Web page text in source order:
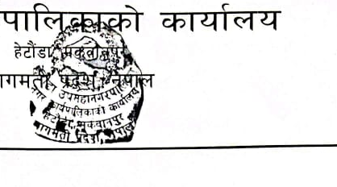
चुरियामाई सुरुङको संरक्षण तथा व्यवस्थापनको जिम्मेवारी
समितिलाई हस्तान्तरण
पोषाक र परिचयपत्र अनिवार्य लगाउने सम्बन्धमा ।
राजश्व संकलन सेवा बन्द रहने सम्बन्धी सार्वजनिक सूचना